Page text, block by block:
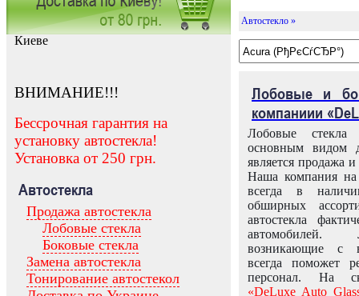
Заказать установку автостекла в
Киеве
ВНИМАНИЕ!!!
Бессрочная гарантия на
установку автостекла!
Установка от 250 грн.
Автостекла
Продажа автостекла
Лобовые стекла
Боковые стекла
Замена автостекла
Тонирование автостекол
Автостекло »
Лобовые и
компаниии
Лобовые
основным видом
является продажа и
Наша компания на
всегда в
обширных
автостекла
возникающие с
всегда поможет
персонал. На
«DeLuxe Auto